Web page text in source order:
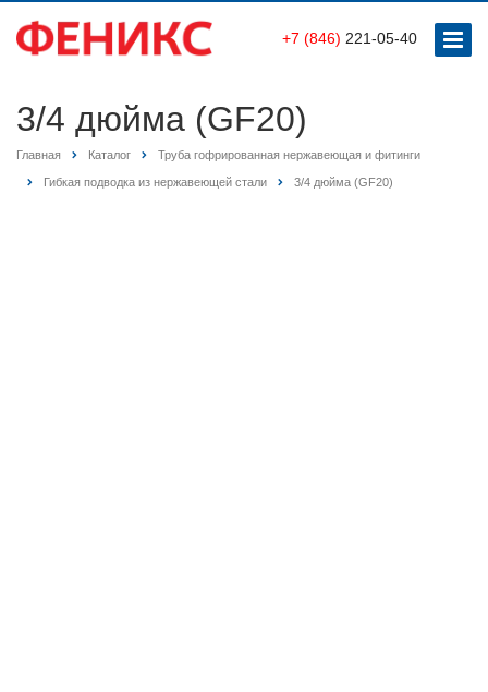
+7 (846) 221-05-40
3/4 дюйма (GF20)
Главная Каталог Труба гофрированная нержавеющая и фитинги
Гибкая подводка из нержавеющей стали 3/4 дюйма (GF20)